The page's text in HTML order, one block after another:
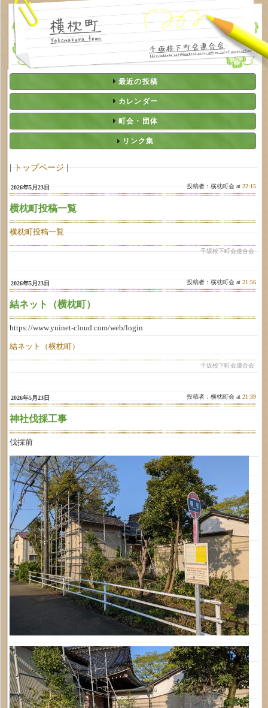
最近の投稿
カレンダー
町会・団体
リンク集
| トップページ |
2026年5月23日 投稿者：横枕町会 at22:15
横枕町投稿一覧
横枕町投稿一覧
千坂校下町会連合会
2026年5月23日 投稿者：横枕町会 at21:56
結ネット（横枕町）
https://www.yuinet-cloud.com/web/login
結ネット（横枕町）
千坂校下町会連合会
2026年5月23日 投稿者：横枕町会 at21:39
神社伐採工事
伐採前